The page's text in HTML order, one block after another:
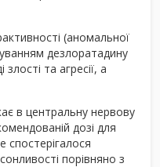
(аномальної
дезлоратадину
та агресії, а
в центральну нервову
дозі для
порівняно з